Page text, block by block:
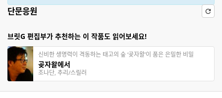
단문응원
브릿G 편집부가 추천하는 이 작품도 읽어보세요!
신비한 생명력이 격동하는 태고의 숲 ‘곶자왈’이 품은 은밀한 비밀
곶자왈에서
조나단, 추리/스릴러